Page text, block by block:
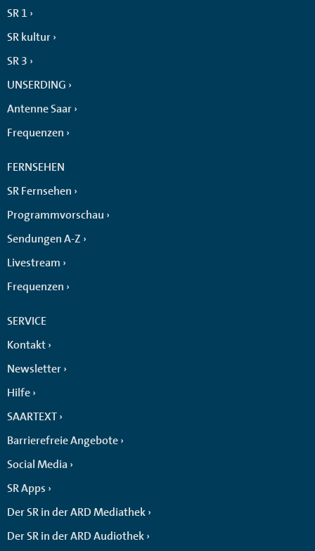
SR 1
SR kultur
SR 3
UNSERDING
Antenne Saar
Frequenzen
FERNSEHEN
SR Fernsehen
Programmvorschau
Sendungen A-Z
Livestream
Frequenzen
SERVICE
Kontakt
Newsletter
Hilfe
SAARTEXT
Barrierefreie Angebote
Social Media
SR Apps
Der SR in der ARD Mediathek
Der SR in der ARD Audiothek